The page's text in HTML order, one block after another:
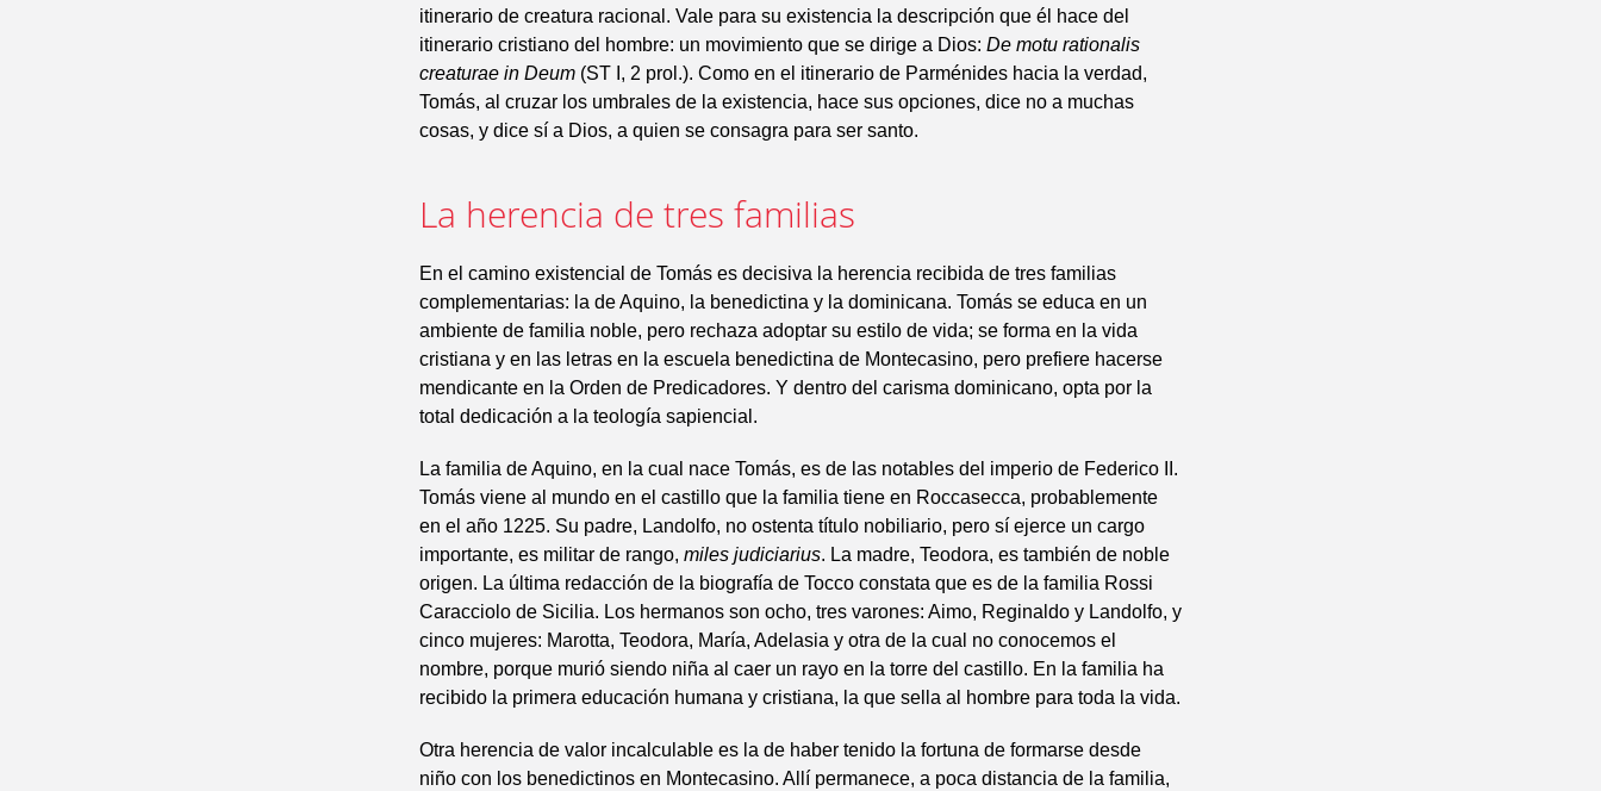
itinerario de creatura racional. Vale para su existencia la descripción que él hace del
itinerario cristiano del hombre: un movimiento que se dirige a Dios: De motu rationalis
creaturae in Deum (ST I, 2 prol.). Como en el itinerario de Parménides hacia la verdad,
Tomás, al cruzar los umbrales de la existencia, hace sus opciones, dice no a muchas
cosas, y dice sí a Dios, a quien se consagra para ser santo.
La herencia de tres familias
En el camino existencial de Tomás es decisiva la herencia recibida de tres familias
complementarias: la de Aquino, la benedictina y la dominicana. Tomás se educa en un
ambiente de familia noble, pero rechaza adoptar su estilo de vida; se forma en la vida
cristiana y en las letras en la escuela benedictina de Montecasino, pero prefiere hacerse
mendicante en la Orden de Predicadores. Y dentro del carisma dominicano, opta por la
total dedicación a la teología sapiencial.
La familia de Aquino, en la cual nace Tomás, es de las notables del imperio de Federico II.
Tomás viene al mundo en el castillo que la familia tiene en Roccasecca, probablemente
en el año 1225. Su padre, Landolfo, no ostenta título nobiliario, pero sí ejerce un cargo
importante, es militar de rango, miles judiciarius. La madre, Teodora, es también de noble
origen. La última redacción de la biografía de Tocco constata que es de la familia Rossi
Caracciolo de Sicilia. Los hermanos son ocho, tres varones: Aimo, Reginaldo y Landolfo, y
cinco mujeres: Marotta, Teodora, María, Adelasia y otra de la cual no conocemos el
nombre, porque murió siendo niña al caer un rayo en la torre del castillo. En la familia ha
recibido la primera educación humana y cristiana, la que sella al hombre para toda la vida.
Otra herencia de valor incalculable es la de haber tenido la fortuna de formarse desde
niño con los benedictinos en Montecasino. Allí permanece, a poca distancia de la familia,